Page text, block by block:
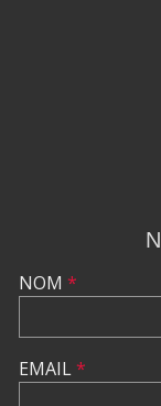
NOM *
EMAIL*